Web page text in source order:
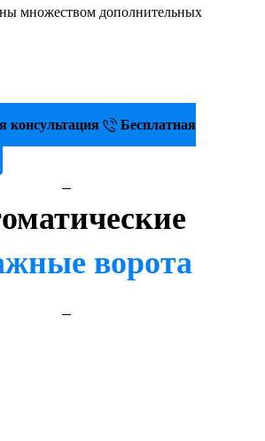
множеством дополнительных
консультация
Бесплатная
ворота